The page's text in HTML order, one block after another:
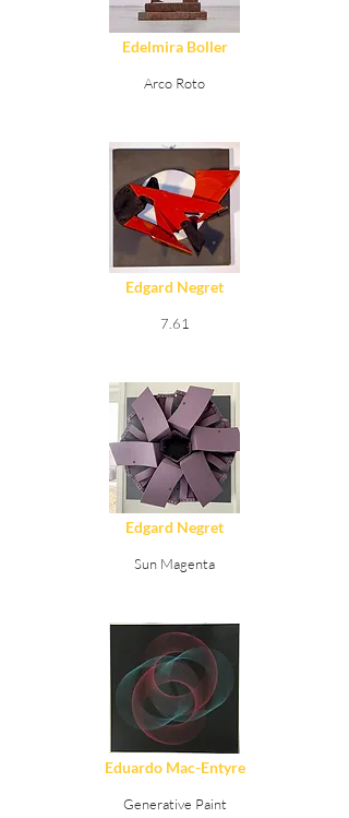
Edelmira Boller
Arco Roto
Ver Detalles
Edgard Negret
7.61
Ver Detalles
Edgard Negret
Sun Magenta
Ver Detalles
Eduardo Mac-Entyre
Generative Paint